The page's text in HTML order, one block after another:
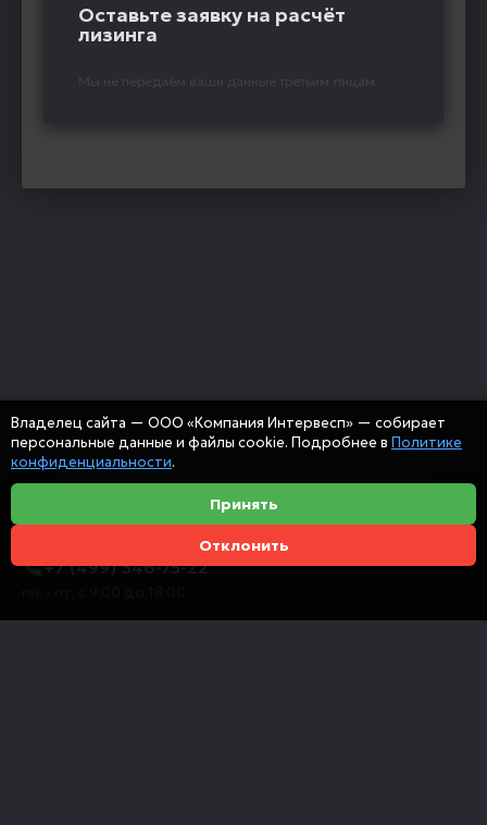
Оставьте заявку на расчёт
лизинга
Мы не передаём ваши данные третьим лицам
+7 (499) 346-75-22
Владелец сайта — ООО «Компания Интервесп» — собирает
персональные данные и файлы cookie. Подробнее в Политике
конфиденциальности.
Принять
Отклонить